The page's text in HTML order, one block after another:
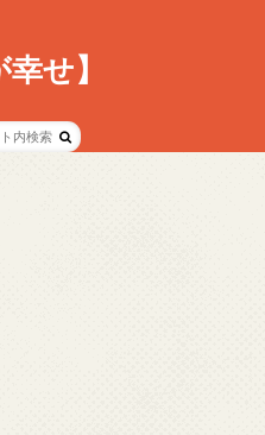
せ】